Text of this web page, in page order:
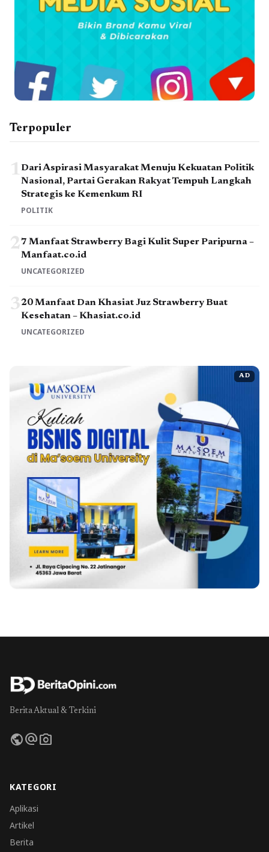
Terpopuler
1 Dari Aspirasi Masyarakat Menuju Kekuatan Politik
Nasional, Partai Gerakan Rakyat Tempuh Langkah
Strategis ke Kemenkum RI
POLITIK
27 Manfaat Strawberry Bagi Kulit Super Paripurna –
Manfaat.co.id
UNCATEGORIZED
320 Manfaat Dan Khasiat Juz Strawberry Buat
Kesehatan – Khasiat.co.id
UNCATEGORIZED
AD
Berita Aktual & Terkini
publicalternate_emailphoto_camera
KATEGORI
Aplikasi
Artikel
Berita